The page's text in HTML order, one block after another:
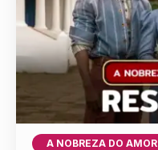
A NOBREZA DO AMOR